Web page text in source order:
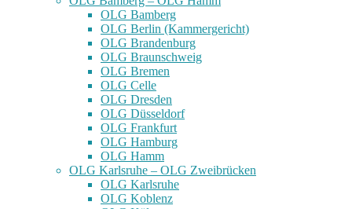
OLG Bamberg
OLG Berlin (Kammergericht)
OLG Brandenburg
OLG Braunschweig
OLG Bremen
OLG Celle
OLG Dresden
OLG Düsseldorf
OLG Frankfurt
OLG Hamburg
OLG Hamm
OLG Karlsruhe – OLG Zweibrücken
OLG Karlsruhe
OLG Koblenz